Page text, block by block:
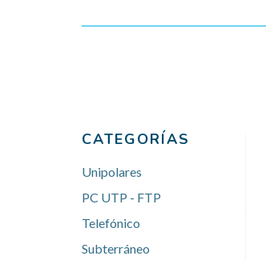
CATEGORÍAS
Unipolares
PC UTP - FTP
Telefónico
Subterráneo